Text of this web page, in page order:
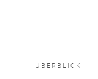
ÜBERBLICK